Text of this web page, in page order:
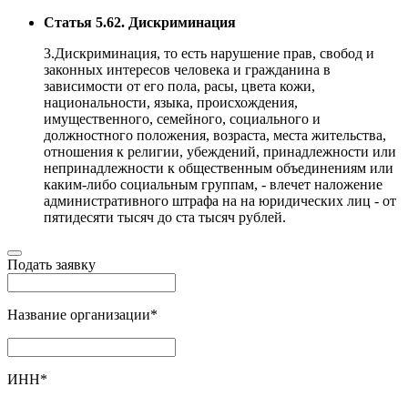
Статья 5.62. Дискриминация
3.Дискриминация, то есть нарушение прав, свобод и
законных интересов человека и гражданина в
зависимости от его пола, расы, цвета кожи,
национальности, языка, происхождения,
имущественного, семейного, социального и
должностного положения, возраста, места жительства,
отношения к религии, убеждений, принадлежности или
непринадлежности к общественным объединениям или
каким-либо социальным группам, - влечет наложение
административного штрафа на на юридических лиц - от
пятидесяти тысяч до ста тысяч рублей.
Подать заявку
Название организации*
ИНН*